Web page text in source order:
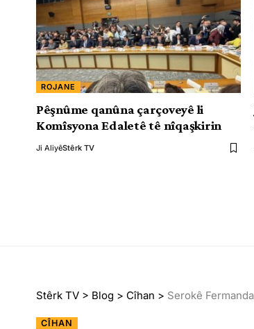
ROJANE
Pêşnûme qanûna çarçoveyê li
Komîsyona Edaletê tê nîqaşkirin
Ji AliyêStêrk TV
Stêrk TV > Blog > Cîhan > Serokê
CÎHAN